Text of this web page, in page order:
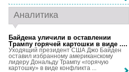
Аналитика
Байдена уличили в оставлении
Трампу горячей картошки в виде ....
Уходящий президент США Джо Байден
оставил избранному американскому
лидеру Дональду Трампу «горячую
картошку» в виде конфликта ...